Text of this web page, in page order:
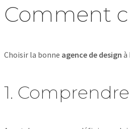
Comment
Choisir la bonne agence de design à
1.